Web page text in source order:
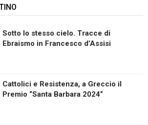
Sotto lo stesso cielo. Tracce di
Ebraismo in Francesco d’Assisi
Cattolici e Resistenza, a Greccio il
Premio “Santa Barbara 2024”